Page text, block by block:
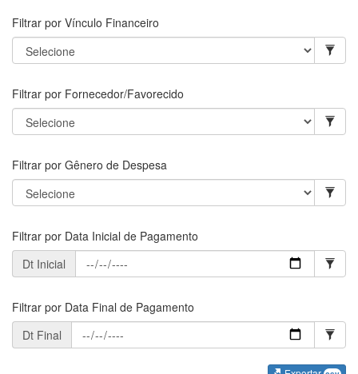
Filtrar por Vínculo Financeiro
Filtrar por Fornecedor/Favorecido
Filtrar por Gênero de Despesa
Filtrar por Data Inicial de Pagamento
Dt Inicial
Filtrar por Data Final de Pagamento
Dt Final